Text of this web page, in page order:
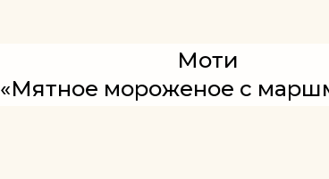
Моти
«Мятное мороженое с